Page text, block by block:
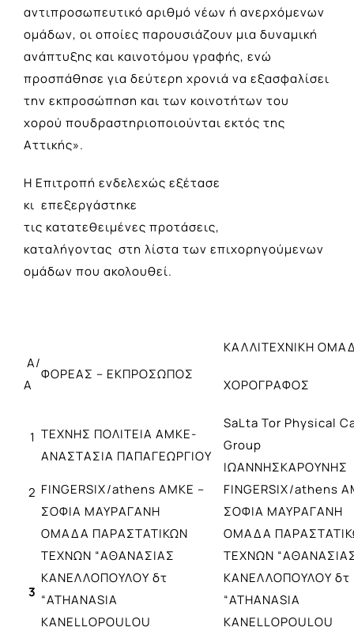
αντιπροσωπευτικό αριθμό νέων ή ανερχόμενων
ομάδων, οι οποίες παρουσιάζουν μια δυναμική
ανάπτυξης και καινοτόμου γραφής, ενώ
προσπάθησε για δεύτερη χρονιά να εξασφαλίσει
την εκπροσώπηση και των κοινοτήτων του
χορού πουδραστηριοποιούνται εκτός της
Αττικής».
Η Επιτροπή ενδελεχώς εξέτασε
κι επεξεργάστηκε
τις κατατεθειμένες προτάσεις,
καταλήγοντας στη λίστα των επιχορηγούμενων
ομάδων που ακολουθεί.
Α/
Α
ΦΟΡΕΑΣ – ΕΚΠΡΟΣΩΠΟΣ
ΚΑΛΛΙΤΕΧΝΙΚΗ
ΧΟΡΟΓΡΑΦΟΣ
1 ΤΕΧΝΗΣ ΠΟΛΙΤΕΙΑ ΑΜΚΕ-
ΑΝΑΣΤΑΣΙΑ ΠΑΠΑΓΕΩΡΓΙΟΥ
SaLta Tor Physical
Group
ΙΩΑΝΝΗΣΚΑΡΟΥΝΗΣ
2 FINGERSIX/athens ΑΜΚΕ –
ΣΟΦΙΑ ΜΑΥΡΑΓΑΝΗ
FINGERSIX/athens
ΣΟΦΙΑ ΜΑΥΡΑΓΑΝΗ
3
ΟΜΑΔΑ ΠΑΡΑΣΤΑΤΙΚΩΝ
ΤΕΧΝΩΝ “ΑΘΑΝΑΣΙΑΣ
ΚΑΝΕΛΛΟΠΟΥΛΟΥ δτ
“ATHANASIA
KANELLOPOULOU
ΟΜΑΔΑ
ΤΕΧΝΩΝ
ΚΑΝΕΛΛΟΠΟΥΛΟΥ δτ
“ATHANASIA
KANELLOPOULOU